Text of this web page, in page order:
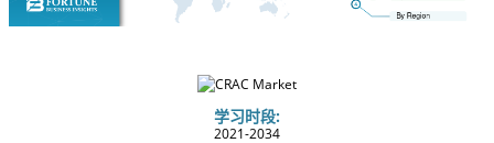
学习时段:
2021-2034